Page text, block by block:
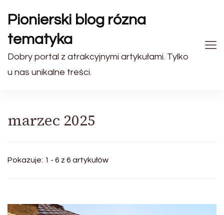
Pionierski blog rózna
tematyka
Dobry portal z atrakcyjnymi artykułami. Tylko
u nas unikalne treści.
marzec 2025
Pokazuje: 1 - 6 z 6 artykułów